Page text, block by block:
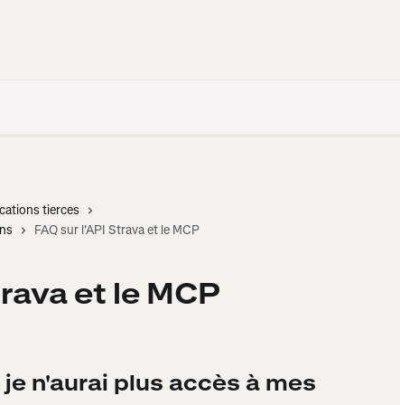
tierces
FAQ sur l'API Strava et le MCP
et le MCP
n'aurai plus accès à mes